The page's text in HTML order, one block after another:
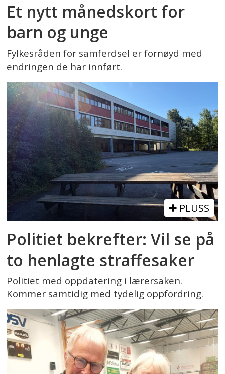
Et nytt månedskort for
barn og unge
Fylkesråden for samferdsel er fornøyd med
endringen de har innført.
PLUSS
Politiet bekrefter: Vil se på
to henlagte straffesaker
Politiet med oppdatering i lærersaken.
Kommer samtidig med tydelig oppfordring.